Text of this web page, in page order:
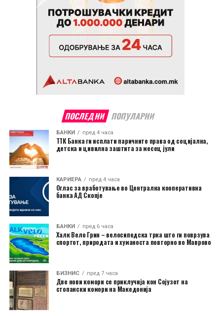
ПОСЛЕДНИ ПОПУЛАРНИ
БАНКИ пред 4 часа
ТТК Банка ги исплати паричните права од социјална,
детска и цивилна заштита за месец јули
КАРИЕРА пред 4 часа
Оглас за вработување во Централна кооперативна
банка АД Скопје
БАНКИ пред 6 часа
Халк Вело Грин – велосипедска трка што ги поврзува
спортот, природата и хуманоста повторно во Маврово
БИЗНИС пред 7 часа
Две нови комори се приклучија кон Сојузот на
стопански комори на Македонија